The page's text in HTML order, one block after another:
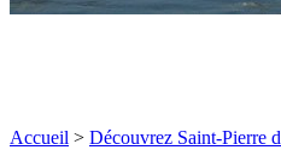
Accueil > Découvrez Saint-Pierre